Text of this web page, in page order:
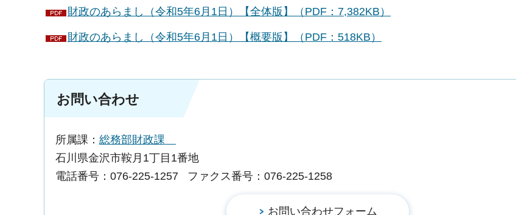
財政のあらまし（令和5年6月1日）【全体版】（PDF：7,382KB）
財政のあらまし（令和5年6月1日）【概要版】（PDF：518KB）
お問い合わせ
所属課： 総務部財政課
石川県金沢市鞍月1丁目1番地
電話番号：076-225-1257
ファクス番号：076-225-1258